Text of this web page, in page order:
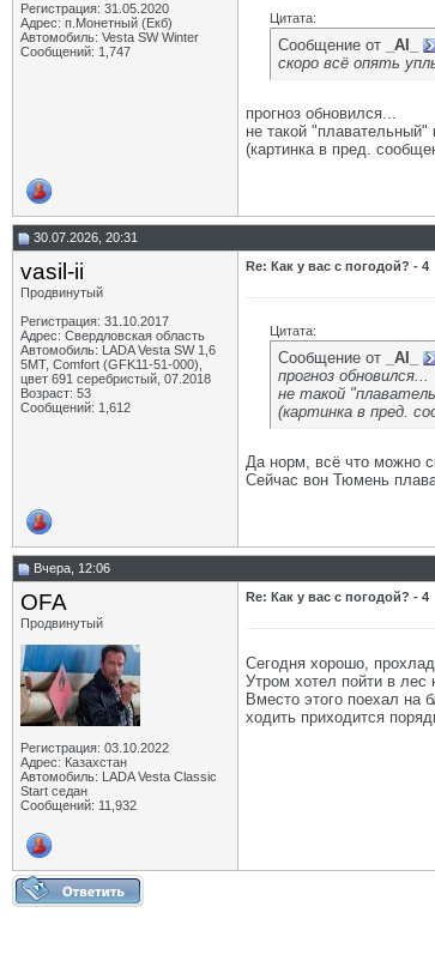
Регистрация: 31.05.2020
Адрес: п.Монетный (Екб)
Автомобиль: Vesta SW Winter
Сообщений: 1,747
Цитата:
Сообщение от
_AI_
скоро всё опять
прогноз обновился...
не такой "плавательный"
(картинка в пред.
30.07.2026, 20:31
vasil-ii
Продвинутый
Регистрация: 31.10.2017
Адрес: Свердловская область
Автомобиль: LADA Vesta SW 1,6
5МТ, Comfort (GFK11-51-000),
цвет 691 серебристый, 07.2018
Возраст: 53
Сообщений: 1,612
Re: Как у вас с погодой? - 4
Цитата:
Сообщение от
_AI_
прогноз обновился...
не такой
(картинка в пред.
Да норм, всё что можно
Сейчас вон Тюмень
Вчера, 12:06
OFA
Продвинутый
Регистрация: 03.10.2022
Адрес: Казахстан
Автомобиль: LADA Vesta Classic
Start седан
Сообщений: 11,932
Re: Как у вас с погодой? - 4
Сегодня хорошо,
Утром хотел пойти в лес
Вместо этого поехал на
ходить приходится